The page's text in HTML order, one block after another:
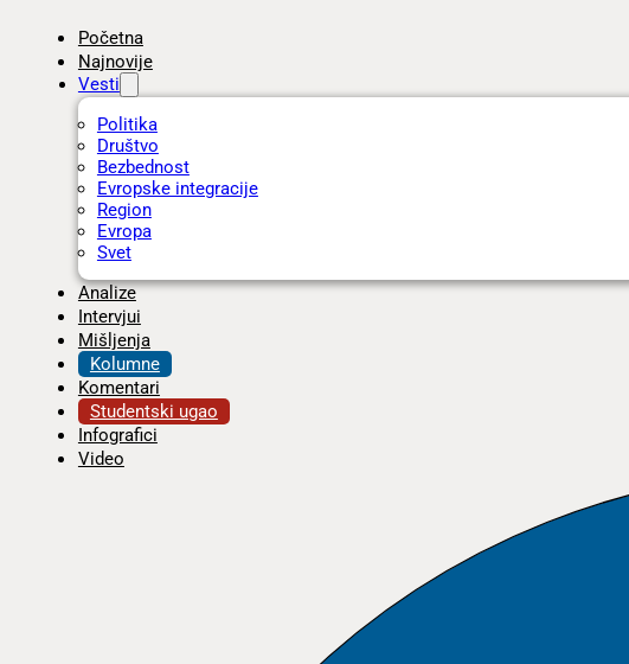
Početna
Najnovije
Vesti
Politika
Društvo
Bezbednost
Evropske integracije
Region
Evropa
Svet
Analize
Intervjui
Mišljenja
Kolumne
Komentari
Studentski ugao
Infografici
Video